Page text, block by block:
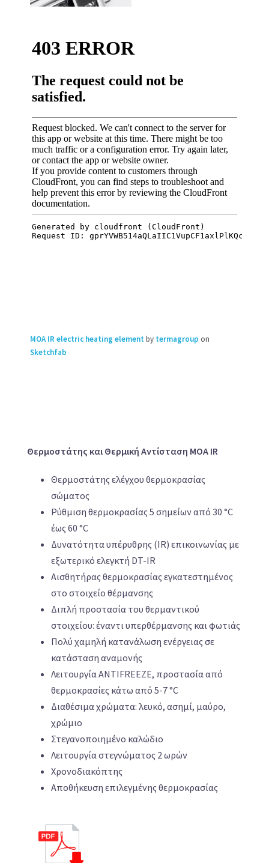
MOA IR electric heating element by termagroup on
Sketchfab
Θερμοστάτης και Θερμική Αντίσταση MOA IR
Θερμοστάτης ελέγχου θερμοκρασίας
σώματος
Ρύθμιση θερμοκρασίας 5 σημείων από 30 °C
έως 60 °C
Δυνατότητα υπέρυθρης (IR) επικοινωνίας με
εξωτερικό ελεγκτή DT-IR
Αισθητήρας θερμοκρασίας εγκατεστημένος
στο στοιχείο θέρμανσης
Διπλή προστασία του θερμαντικού
στοιχείου: έναντι υπερθέρμανσης και φωτιάς
Πολύ χαμηλή κατανάλωση ενέργειας σε
κατάσταση αναμονής
Λειτουργία ANTIFREEZE, προστασία από
θερμοκρασίες κάτω από 5-7 °C
Διαθέσιμα χρώματα: λευκό, ασημί, μαύρο,
χρώμιο
Στεγανοποιημένο καλώδιο
Λειτουργία στεγνώματος 2 ωρών
Χρονοδιακόπτης
Αποθήκευση επιλεγμένης θερμοκρασίας